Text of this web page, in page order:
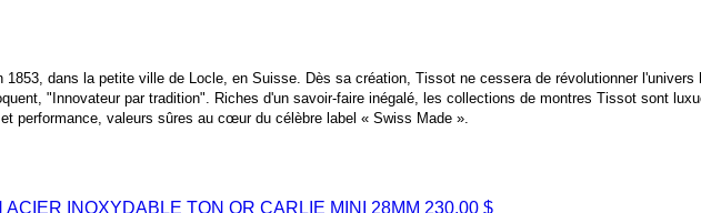
dans la petite ville de Locle, en Suisse. Dès sa création, Tissot ne cessera de révolutionner
"Innovateur par tradition". Riches d'un savoir-faire inégalé, les collections de montres Tissot sont
performance, valeurs sûres au cœur du célèbre label « Swiss Made ».
INOXYDABLE TON OR CARLIE MINI 28MM 230.00 $